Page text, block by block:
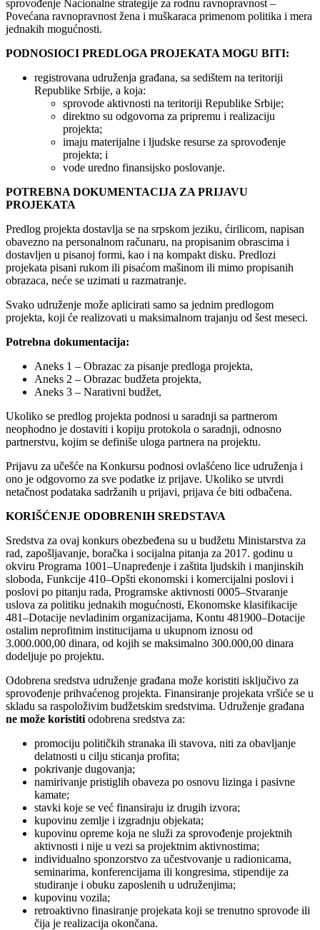
sprovođenje Nacionalne strategije za rodnu ravnopravnost –
Povećana ravnopravnost žena i muškaraca primenom politika i mera
jednakih mogućnosti.
PODNOSIOCI PREDLOGA PROJEKATA MOGU BITI:
registrovana udruženja građana, sa sedištem na teritoriji
Republike Srbije, a koja:
sprovode aktivnosti na teritoriji Republike Srbije;
direktno su odgovorna za pripremu i realizaciju
projekta;
imaju materijalne i ljudske resurse za sprovođenje
projekta; i
vode uredno finansijsko poslovanje.
POTREBNA DOKUMENTACIJA ZA PRIJAVU
PROJEKATA
Predlog projekta dostavlja se na srpskom jeziku, ćirilicom, napisan
obavezno na personalnom računaru, na propisanim obrascima i
dostavljen u pisanoj formi, kao i na kompakt disku. Predlozi
projekata pisani rukom ili pisaćom mašinom ili mimo propisanih
obrazaca, neće se uzimati u razmatranje.
Svako udruženje može aplicirati samo sa jednim predlogom
projekta, koji će realizovati u maksimalnom trajanju od šest meseci.
Potrebna dokumentacija:
Aneks 1 – Obrazac za pisanje predloga projekta,
Aneks 2 – Obrazac budžeta projekta,
Aneks 3 – Narativni budžet,
Ukoliko se predlog projekta podnosi u saradnji sa partnerom
neophodno je dostaviti i kopiju protokola o saradnji, odnosno
partnerstvu, kojim se definiše uloga partnera na projektu.
Prijavu za učešće na Konkursu podnosi ovlašćeno lice udruženja i
ono je odgovorno za sve podatke iz prijave. Ukoliko se utvrdi
netačnost podataka sadržanih u prijavi, prijava će biti odbačena.
KORIŠĆENJE ODOBRENIH SREDSTAVA
Sredstva za ovaj konkurs obezbeđena su u budžetu Ministarstva za
rad, zapošljavanje, boračka i socijalna pitanja za 2017. godinu u
okviru Programa 1001–Unapređenje i zaštita ljudskih i manjinskih
sloboda, Funkcije 410–Opšti ekonomski i komercijalni poslovi i
poslovi po pitanju rada, Programske aktivnosti 0005–Stvaranje
uslova za politiku jednakih mogućnosti, Ekonomske klasifikacije
481–Dotacije nevladinim organizacijama, Kontu 481900–Dotacije
ostalim neprofitnim institucijama u ukupnom iznosu od
3.000.000,00 dinara, od kojih se maksimalno 300.000,00 dinara
dodeljuje po projektu.
Odobrena sredstva udruženje građana može koristiti isključivo za
sprovođenje prihvaćenog projekta. Finansiranje projekata vršiće se u
skladu sa raspoloživim budžetskim sredstvima. Udruženje građana
ne može koristiti odobrena sredstva za:
promociju političkih stranaka ili stavova, niti za obavljanje
delatnosti u cilju sticanja profita;
pokrivanje dugovanja;
namirivanje pristiglih obaveza po osnovu lizinga i pasivne
kamate;
stavki koje se već finansiraju iz drugih izvora;
kupovinu zemlje i izgradnju objekata;
kupovinu opreme koja ne služi za sprovođenje projektnih
aktivnosti i nije u vezi sa projektnim aktivnostima;
individualno sponzorstvo za učestvovanje u radionicama,
seminarima, konferencijama ili kongresima, stipendije za
studiranje i obuku zaposlenih u udruženjima;
kupovinu vozila;
retroaktivno finasiranje projekata koji se trenutno sprovode ili
čija je realizacija okončana.